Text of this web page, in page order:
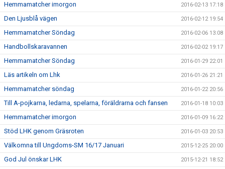
Hemmamatcher imorgon 2016-02-13 17:18
Den Ljusblå vägen 2016-02-12 19:54
Hemmamatcher Söndag 2016-02-06 13:08
Handbollskaravannen 2016-02-02 19:17
Hemmamatcher Söndag 2016-01-29 22:01
Läs artikeln om Lhk 2016-01-26 21:21
Hemmamatcher söndag 2016-01-22 20:56
Till A-pojkarna, ledarna, spelarna, föräldrarna och fansen 2016-01-18 10:03
Hemmamatcher imorgon 2016-01-09 16:22
Stöd LHK genom Gräsroten 2016-01-03 20:53
Välkomna till Ungdoms-SM 16/17 Januari 2015-12-25 20:00
God Jul önskar LHK 2015-12-21 18:52